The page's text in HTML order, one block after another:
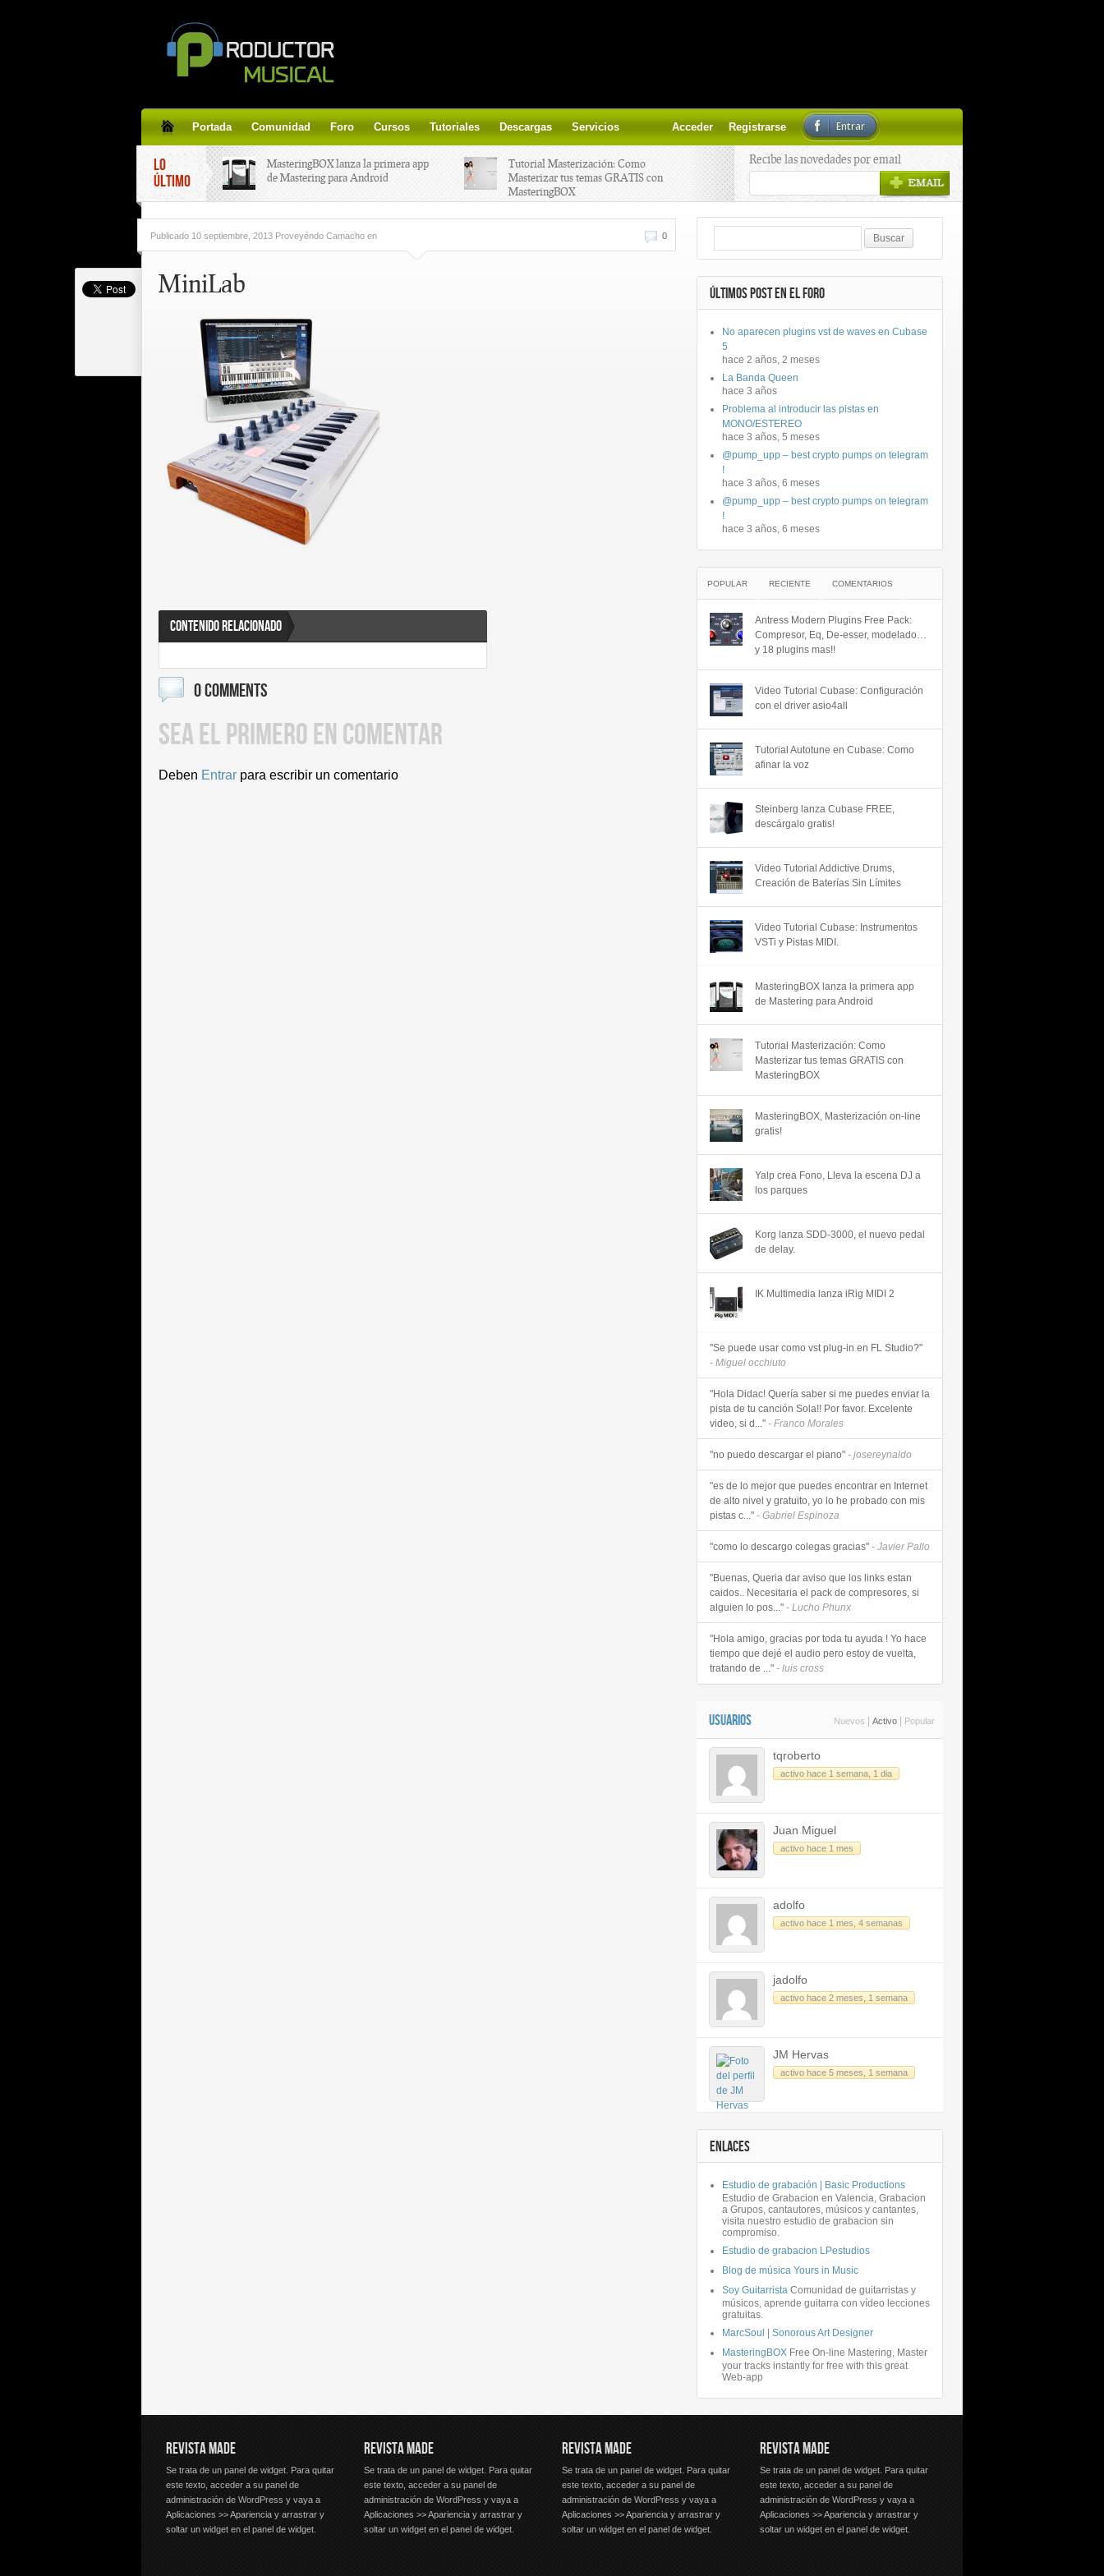
Portada Comunidad Foro Cursos Tutoriales Descargas Servicios Acceder Registrarse Entrar
LO
ÚLTIMO
MasteringBOX lanza la primera app
de Mastering para Android
Tutorial Masterización: Como
Masterizar tus temas GRATIS con
MasteringBOX
line gratis!
Yalp crea Fono, Lleva la escena DJ a
Tutorial de CLA Effects, aprende a
aplicar efectos a tus voces.
Recibe las novedades por email
0
Publicado 10 septiembre, 2013 Proveyéndo Camacho en
MiniLab
CONTENIDO RELACIONADO
0 COMMENTS
SEA EL PRIMERO EN COMENTAR
Deben Entrar para escribir un comentario
ÚLTIMOS POST EN EL FORO
No aparecen plugins vst de waves en Cubase
5
hace 2 años, 2 meses
La Banda Queen
hace 3 años
Problema al introducir las pistas en
MONO/ESTEREO
hace 3 años, 5 meses
@pump_upp – best crypto pumps on telegram
!
hace 3 años, 6 meses
@pump_upp – best crypto pumps on telegram
!
hace 3 años, 6 meses
POPULAR RECIENTE COMENTARIOS
Antress Modern Plugins Free Pack:
Compresor, Eq, De-esser, modelado…
y 18 plugins mas!!
Video Tutorial Cubase: Configuración
con el driver asio4all
Tutorial Autotune en Cubase: Como
afinar la voz
Steinberg lanza Cubase FREE,
descárgalo gratis!
Video Tutorial Addictive Drums,
Creación de Baterías Sin Límites
Video Tutorial Cubase: Instrumentos
VSTi y Pistas MIDI.
MasteringBOX lanza la primera app
de Mastering para Android
Tutorial Masterización: Como
Masterizar tus temas GRATIS con
MasteringBOX
MasteringBOX, Masterización on-line
gratis!
Yalp crea Fono, Lleva la escena DJ a
los parques
Korg lanza SDD-3000, el nuevo pedal
de delay.
IK Multimedia lanza iRig MIDI 2
"Se puede usar como vst plug-in en FL Studio?"
- Miguel occhiuto
"Hola Didac! Quería saber si me puedes enviar la
pista de tu canción Sola!! Por favor. Excelente
video, si d..." - Franco Morales
"no puedo descargar el piano" - josereynaldo
"es de lo mejor que puedes encontrar en Internet
de alto nivel y gratuito, yo lo he probado con mis
pistas c..." - Gabriel Espinoza
"como lo descargo colegas gracias" - Javier Pallo
"Buenas, Queria dar aviso que los links estan
caidos.. Necesitaria el pack de compresores, si
alguien lo pos..." - Lucho Phunx
"Hola amigo, gracias por toda tu ayuda ! Yo hace
tiempo que dejé el audio pero estoy de vuelta,
tratando de ..." - luis cross
USUARIOS Nuevos Activo Popular
tqroberto
activo hace 1 semana, 1 dia
Juan Miguel
activo hace 1 mes
adolfo
activo hace 1 mes, 4 semanas
jadolfo
activo hace 2 meses, 1 semana
JM Hervas
activo hace 5 meses, 1 semana
ENLACES
Estudio de grabación | Basic Productions
Estudio de Grabacion en Valencia, Grabacion
a Grupos, cantautores, músicos y cantantes,
visita nuestro estudio de grabacion sin
compromiso.
Estudio de grabacion LPestudios
Blog de música Yours in Music
Soy Guitarrista Comunidad de guitarristas y
músicos, aprende guitarra con vídeo lecciones
gratuitas.
MarcSoul | Sonorous Art Designer
MasteringBOX Free On-line Mastering, Master
your tracks instantly for free with this great
Web-app
REVISTA MADE
Se trata de un panel de widget. Para quitar
este texto, acceder a su panel de
administración de WordPress y vaya a
Aplicaciones >> Apariencia y arrastrar y
soltar un widget en el panel de widget.
REVISTA MADE
Se trata de un panel de widget. Para quitar
este texto, acceder a su panel de
administración de WordPress y vaya a
Aplicaciones >> Apariencia y arrastrar y
soltar un widget en el panel de widget.
REVISTA MADE
Se trata de un panel de widget. Para quitar
este texto, acceder a su panel de
administración de WordPress y vaya a
Aplicaciones >> Apariencia y arrastrar y
soltar un widget en el panel de widget.
REVISTA MADE
Se trata de un panel de widget. Para quitar
este texto, acceder a su panel de
administración de WordPress y vaya a
Aplicaciones >> Apariencia y arrastrar y
soltar un widget en el panel de widget.